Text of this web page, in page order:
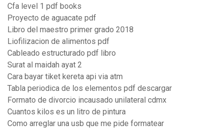
Cfa level 1 pdf books
Proyecto de aguacate pdf
Libro del maestro primer grado 2018
Liofilizacion de alimentos pdf
Cableado estructurado pdf libro
Surat al maidah ayat 2
Cara bayar tiket kereta api via atm
Tabla periodica de los elementos pdf descargar
Formato de divorcio incausado unilateral cdmx
Cuantos kilos es un litro de pintura
Como arreglar una usb que me pide formatear